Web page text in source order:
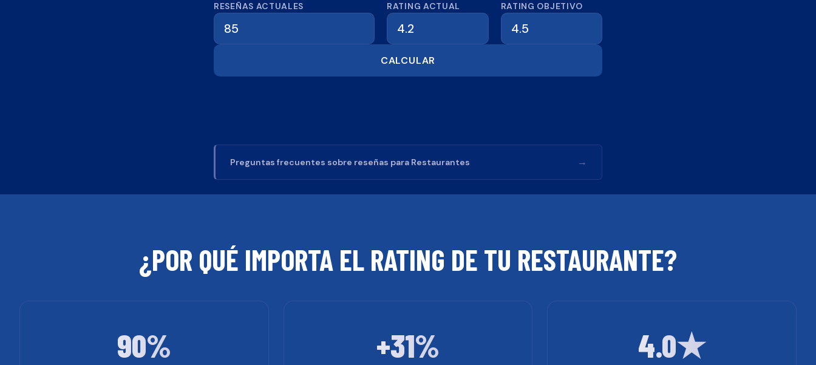
Calculadora de reseñas
RESEÑAS ACTUALES RATING ACTUAL RATING OBJETIVO
CALCULAR
Preguntas frecuentes sobre reseñas para Restaurantes →
¿POR QUÉ IMPORTA EL RATING DE TU RESTAURANTE?
90% +31% 4.0★